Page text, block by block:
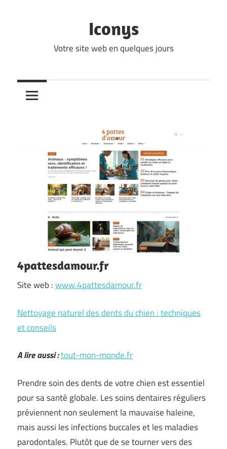
Iconys
Votre site web en quelques jours
4pattesdamour.fr
Site web :www.4pattesdamour.fr
Nettoyage naturel des dents du chien : techniques
et conseils
A lire aussi :tout-mon-monde.fr
Prendre soin des dents de votre chien est essentiel
pour sa santé globale. Les soins dentaires réguliers
préviennent non seulement la mauvaise haleine,
mais aussi les infections buccales et les maladies
parodontales. Plutôt que de se tourner vers des